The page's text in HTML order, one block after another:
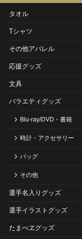
タオル
Tシャツ
その他アパレル
応援グッズ
文具
バラエティグッズ
Blu-ray/DVD・書籍
時計・アクセサリー
バッグ
その他
選手名入りグッズ
選手イラストグッズ
たまべヱグッズ